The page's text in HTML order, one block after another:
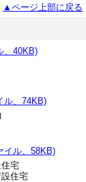
▲ページ上部に戻る
、40KB)
ル、74KB)
イル、58KB)
宅
住宅